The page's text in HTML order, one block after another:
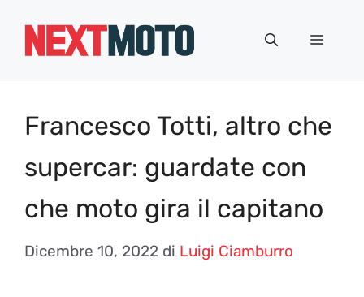
Menu
Francesco Totti, altro che
supercar: guardate con
che moto gira il capitano
Dicembre 10, 2022 di Luigi Ciamburro